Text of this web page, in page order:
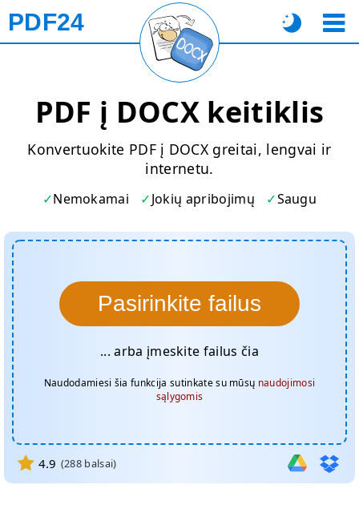
PDF24
PDF į DOCX keitiklis
Konvertuokite PDF į DOCX greitai, lengvai ir
internetu.
Nemokamai Jokių apribojimų Saugu
Pasirinkite failus
... arba įmeskite failus čia
Naudodamiesi šia funkcija sutinkate su mūsų naudojimosi
sąlygomis
4.9 (288 balsai)